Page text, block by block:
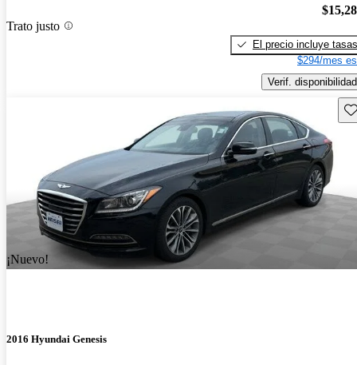
Trato justo
El precio incluye tasas
$294/mes
Verif. disponibilidad
¡Nuevo!
2016 Hyundai Genesis